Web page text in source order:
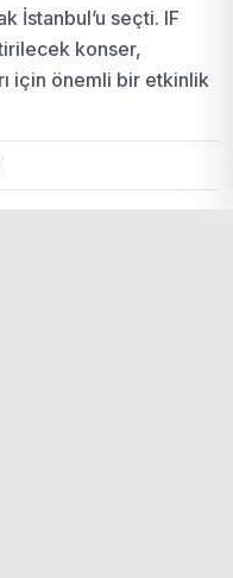
İstanbul’u seçti. IF
konser,
için önemli bir etkinlik